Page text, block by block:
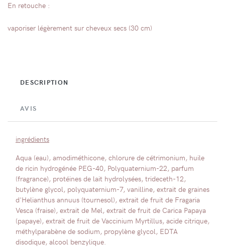
En retouche :
vaporiser légèrement sur cheveux secs (30 cm)
DESCRIPTION
AVIS
ingrédients
Aqua (eau), amodiméthicone, chlorure de cétrimonium, huile
de ricin hydrogénée PEG-40, Polyquaternium-22, parfum
(fragrance), protéines de lait hydrolysées, trideceth-12,
butylène glycol, polyquaternium-7, vanilline, extrait de graines
d'Helianthus annuus (tournesol), extrait de fruit de Fragaria
Vesca (fraise), extrait de Mel, extrait de fruit de Carica Papaya
(papaye), extrait de fruit de Vaccinium Myrtillus, acide citrique,
méthylparabène de sodium, propylène glycol, EDTA
disodique, alcool benzylique.